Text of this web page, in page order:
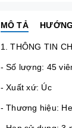
MÔ TẢ
1. THÔNG TIN
- Số lượng: 45
- Xuất xứ: Úc
- Thương hiệu: